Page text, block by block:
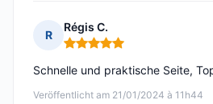
R
Régis C.
Hinweis: 5 von 5
Veröffentlicht am 21/01/2024 à 11h44
Schnelle und praktische Seite,